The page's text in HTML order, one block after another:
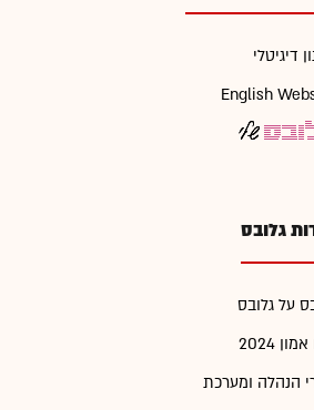
דיגיטלי
English
גלובס
על גלובס
2024
הנהלה ומערכת